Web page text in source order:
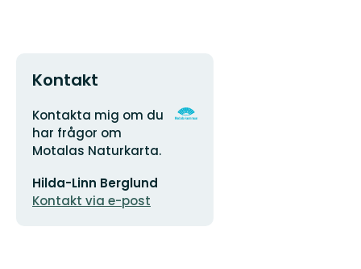
Kontakt
Adress
Kontakta mig om du
har frågor om
Motalas Naturkarta.
postadress
Hilda-Linn Berglund
Kontakt via e-post
Organisationens